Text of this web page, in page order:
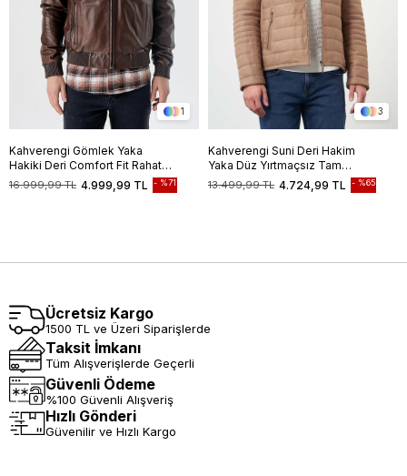
1
Kahverengi Gömlek Yaka
Hakiki Deri Comfort Fit Rahat
Kesim Casual Mont
1038235208
4.999,99 TL
16.999,99 TL %71
3
Kahverengi Suni Deri Hakim
Yaka Düz Yırtmaçsız Tam
Astar Slim Fit Casual Deri Mont
1038245150
4.724,99 TL
13.499,99 TL %65
Ücretsiz Kargo
1500 TL ve Üzeri Siparişlerde
Taksit İmkanı
Tüm Alışverişlerde Geçerli
Güvenli Ödeme
%100 Güvenli Alışveriş
Hızlı Gönderi
Güvenilir ve Hızlı Kargo